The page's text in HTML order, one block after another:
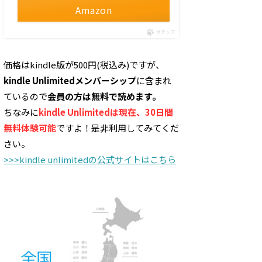
Amazon
ポチップ
価格はkindle版が500円(税込み)ですが、
kindle Unlimitedメンバーシップに含まれ
ているので会員の方は無料で読めます。
ちなみにkindle Unlimitedは現在、30日間
無料体験可能ですよ！是非利用してみてくだ
さい。
>>>kindle unlimitedの公式サイトはこちら